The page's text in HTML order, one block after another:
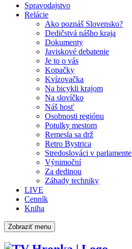
Spravodajstvo
Relácie
Ako poznáš Slovensko?
Dedičstvá nášho kraja
Dokumenty
Javiskové debatenie
Je to o vás
Kopačky
Kvízovačka
Na bicykli krajom
Na slovíčko
Náš hosť
Osobnosti regiónu
Potulky mestom
Remesla sa drž
Retro Bystrica
Stredoslováci v parlamente
Výnimoční
Za dedinou
Záhady techniky
LIVE
Cenník
Kniha
Zobraziť menu